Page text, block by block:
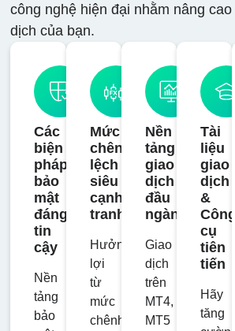
công nghệ hiện đại nhằm nâng
dịch của bạn.
Các
biện
pháp
bảo
mật
đáng
tin
cậy
Nền
tảng
bảo
Mức
chênh
lệch
siêu
cạnh
tranh
Hưởng
lợi
từ
mức
chênh
Nền
tảng
giao
dịch
đầu
ngành
Giao
dịch
trên
MT4,
MT5
Tài
liệu
giao
dịch
&
Công
cụ
tiên
tiến
Hãy
tăng